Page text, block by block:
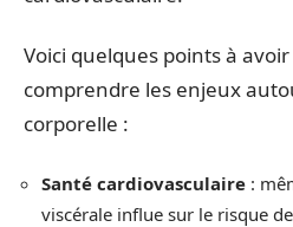
Voici quelques points à avoir
comprendre les enjeux
corporelle :
Santé cardiovasculaire :
viscérale influe sur le risque